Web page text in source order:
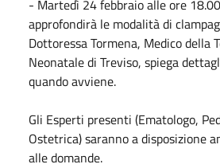
- Martedì 24 febbraio alle ore
approfondirà le modalità di
Dottoressa Tormena, Medico della
Neonatale di Treviso, spiega
quando avviene.
Gli Esperti presenti (Ematologo,
Ostetrica) saranno a disposizione
alle domande.